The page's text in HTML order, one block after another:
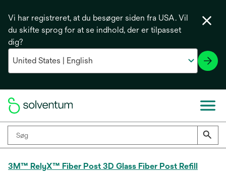
Vi har registreret, at du besøger siden fra USA. Vil
du skifte sprog for at se indhold, der er tilpasset
dig?
3M™ RelyX™ Fiber Post 3D Glass Fiber Post Refill